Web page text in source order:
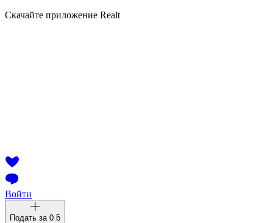
Скачайте приложение Realt
Войти
Подать за 0 ƃ